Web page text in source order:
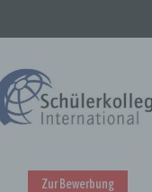
Zur Bewerbung